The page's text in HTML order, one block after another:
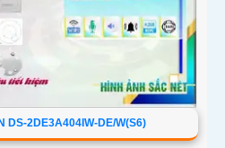
DS-2DE3A404IW-DE/W(S6)